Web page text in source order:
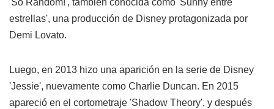
estrellas', una producción de Disney protagonizada por
Demi Lovato.
Luego, en 2013 hizo una aparición en la serie de Disney
'Jessie', nuevamente como Charlie Duncan. En 2015
apareció en el cortometraje 'Shadow Theory', y después